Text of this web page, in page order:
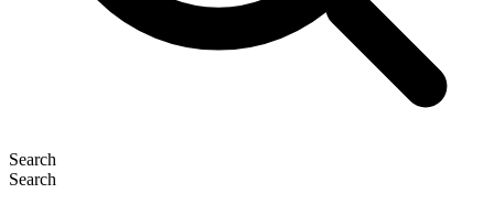
Search
Search